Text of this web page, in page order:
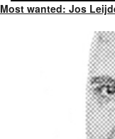
Most wanted: Jos